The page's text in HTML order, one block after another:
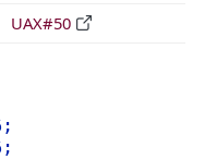
UAX#50